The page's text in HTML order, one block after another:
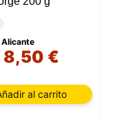
8,50 €
al carrito